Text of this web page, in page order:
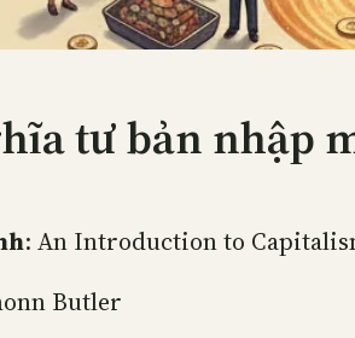
tư bản nhập
: An Introduction to
Butler